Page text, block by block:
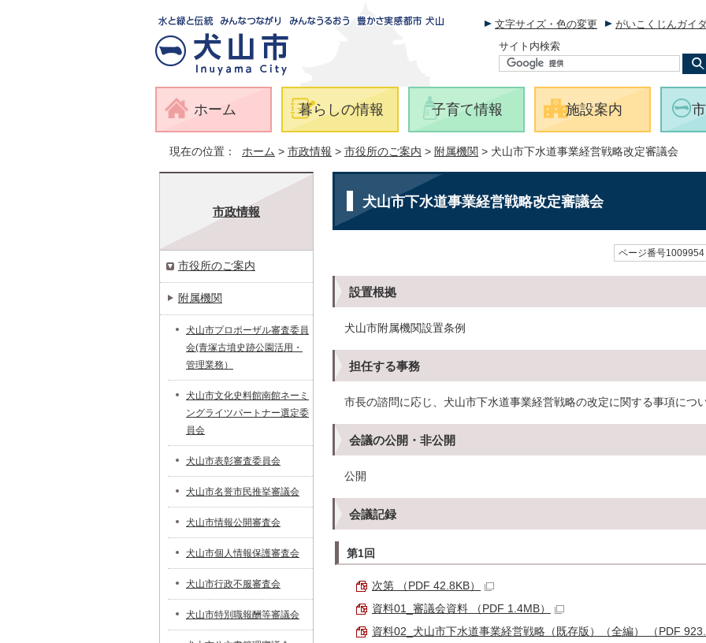
文字サイズ・色の変更
がいこくじんガイ
サイト内検索
ホーム 暮らしの情報 子育て情報 施設案内
現在の位置： ホーム > 市政情報 > 市役所のご案内 > 附属機関 > 犬山市下水道事業経営戦略改定審議会
犬山市下水道事業経営戦略改定審議会
ページ番号1009954
設置根拠
犬山市附属機関設置条例
担任する事務
市長の諮問に応じ、犬山市下水道事業経営戦略の改定に関する事項につ
会議の公開・非公開
公開
会議記録
第1回
次第 （PDF 42.8KB）
資料01_審議会資料 （PDF 1.4MB）
資料02_犬山市下水道事業経営戦略（既存版）（全編） （PDF
市政情報
市役所のご案内
附属機関
犬山市プロポーザル審査委員
会(青塚古墳史跡公園活用・
管理業務）
犬山市文化史料館南館ネーミ
ングライツパートナー選定委
員会
犬山市表彰審査委員会
犬山市名誉市民推挙審議会
犬山市情報公開審査会
犬山市個人情報保護審査会
犬山市行政不服審査会
犬山市特別職報酬等審議会